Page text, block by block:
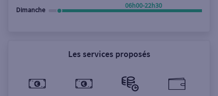
Dimanche
06h00-22h30
Les services proposés